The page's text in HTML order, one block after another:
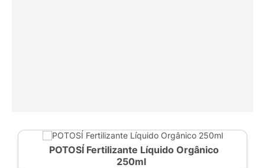
POTOSÍ Fertilizante Líquido Orgânico
250ml